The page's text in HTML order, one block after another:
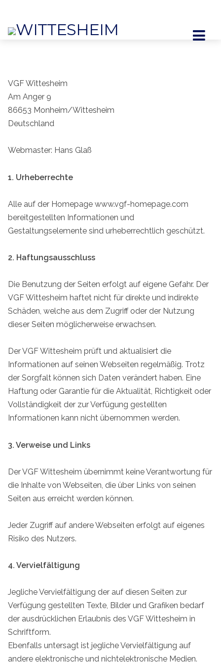
WITTESHEIM
VGF Wittesheim
Am Anger 9
86653 Monheim/Wittesheim
Deutschland
Webmaster: Hans Glaß
1. Urheberrechte
Alle auf der Homepage www.vgf-homepage.com
bereitgestellten Informationen und
Gestaltungselemente sind urheberrechtlich geschützt.
2. Haftungsausschluss
Die Benutzung der Seiten erfolgt auf eigene Gefahr. Der
VGF Wittesheim haftet nicht für direkte und indirekte
Schäden, welche aus dem Zugriff oder der Nutzung
dieser Seiten möglicherweise erwachsen.
Der VGF Wittesheim prüft und aktualisiert die
Informationen auf seinen Webseiten regelmäßig. Trotz
der Sorgfalt können sich Daten verändert haben. Eine
Haftung oder Garantie für die Aktualität, Richtigkeit oder
Vollständigkeit der zur Verfügung gestellten
Informationen kann nicht übernommen werden.
3. Verweise und Links
Der VGF Wittesheim übernimmt keine Verantwortung für
die Inhalte von Webseiten, die über Links von seinen
Seiten aus erreicht werden können.
Jeder Zugriff auf andere Webseiten erfolgt auf eigenes
Risiko des Nutzers.
4. Vervielfältigung
Jegliche Vervielfältigung der auf diesen Seiten zur
Verfügung gestellten Texte, Bilder und Grafiken bedarf
der ausdrücklichen Erlaubnis des VGF Wittesheim in
Schriftform.
Ebenfalls untersagt ist jegliche Vervielfältigung auf
andere elektronische und nichtelektronische Medien.